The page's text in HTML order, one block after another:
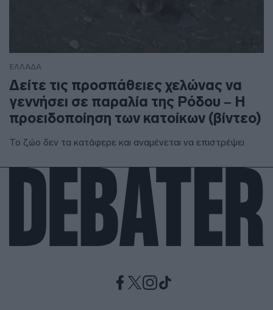
ΕΛΛΑΔΑ
Δείτε τις προσπάθειες χελώνας να
γεννήσει σε παραλία της Ρόδου – Η
προειδοποίηση των κατοίκων (βίντεο)
Το ζώο δεν τα κατάφερε και αναμένεται να επιστρέψει